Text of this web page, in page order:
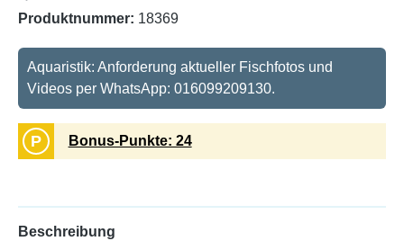
Produktnummer: 18369
Aquaristik: Anforderung aktueller Fischfotos und
Videos per WhatsApp: 016099209130.
P Bonus-Punkte: 24
Beschreibung